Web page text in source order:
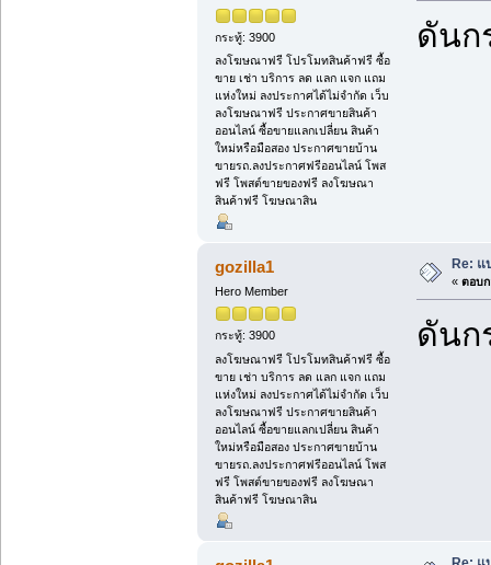
กระทู้: 3900
ลงโฆษณาฟรี โปรโมทสินค้าฟรี ซื้อ
ขาย เช่า บริการ ลด แลก แจก แถม
แห่งใหม่ ลงประกาศได้ไม่จำกัด เว็บ
ลงโฆษณาฟรี ประกาศขายสินค้า
ออนไลน์ ซื้อขายแลกเปลี่ยน สินค้า
ใหม่หรือมือสอง ประกาศขายบ้าน
ขายรถ.ลงประกาศฟรีออนไลน์ โพส
ฟรี โพสต์ขายของฟรี ลงโฆษณา
สินค้าฟรี โฆษณาสิน
ดันก
gozilla1
Hero Member
กระทู้: 3900
ลงโฆษณาฟรี โปรโมทสินค้าฟรี ซื้อ
ขาย เช่า บริการ ลด แลก แจก แถม
แห่งใหม่ ลงประกาศได้ไม่จำกัด เว็บ
ลงโฆษณาฟรี ประกาศขายสินค้า
ออนไลน์ ซื้อขายแลกเปลี่ยน สินค้า
ใหม่หรือมือสอง ประกาศขายบ้าน
ขายรถ.ลงประกาศฟรีออนไลน์ โพส
ฟรี โพสต์ขายของฟรี ลงโฆษณา
สินค้าฟรี โฆษณาสิน
Re:
« ตอบก
ดันก